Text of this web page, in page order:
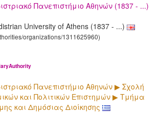
Πανεπιστήμιο Αθηνών (1837 - ...)
University of Athens (1837 - ...)
organizations/1311625960)
Πανεπιστήμιο Αθηνών ▶ Σχολή
και Πολιτικών Επιστημών ▶ Τμήμα
και Δημόσιας Διοίκησης